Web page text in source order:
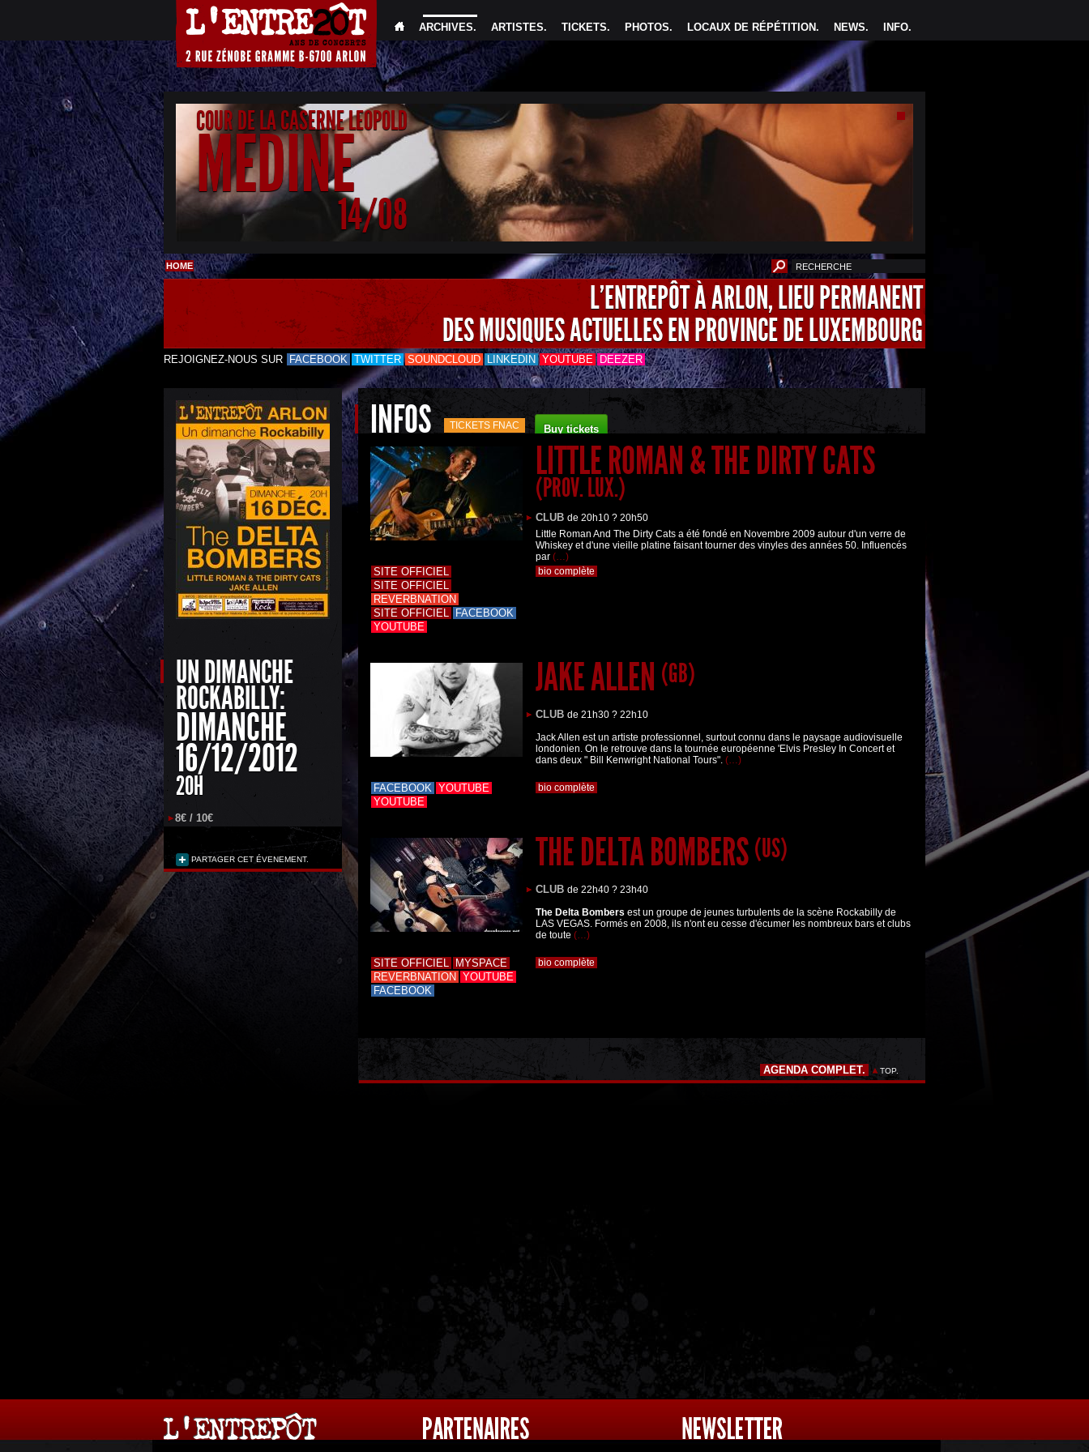
INFO.
NEWS.
LOCAUX DE RÉPÉTITION.
PHOTOS.
TICKETS.
ARTISTES.
ARCHIVES.
COUR DE LA CASERNE LEOPOLD
MEDINE
14/08
HOME
L'ENTREPÔT À ARLON, LIEU PERMANENT
DES MUSIQUES ACTUELLES EN PROVINCE DE LUXEMBOURG
REJOIGNEZ-NOUS SUR FACEBOOK TWITTER SOUNDCLOUD LINKEDIN YOUTUBE DEEZER
UN DIMANCHE
ROCKABILLY:
DIMANCHE
16/12/2012
20H
8€ / 10€
PARTAGER CET ÉVENEMENT.
INFOS TICKETS FNAC
LITTLE ROMAN & THE DIRTY CATS
(PROV. LUX.)
CLUB de 20h10 ? 20h50
Little Roman And The Dirty Cats a été fondé en Novembre 2009 autour d'un verre de
Whiskey et d'une vieille platine faisant tourner des vinyles des années 50. Influencés
par (…)
SITE OFFICIEL
SITE OFFICIEL
REVERBNATION
SITE OFFICIEL
FACEBOOK
YOUTUBE
bio complète
JAKE ALLEN (GB)
CLUB de 21h30 ? 22h10
Jack Allen est un artiste professionnel, surtout connu dans le paysage audiovisuelle
londonien. On le retrouve dans la tournée européenne 'Elvis Presley In Concert et
dans deux " Bill Kenwright National Tours". (…)
FACEBOOK YOUTUBE
YOUTUBE
bio complète
THE DELTA BOMBERS (US)
CLUB de 22h40 ? 23h40
The Delta Bombers est un groupe de jeunes turbulents de la scène Rockabilly de
LAS VEGAS. Formés en 2008, ils n'ont eu cesse d'écumer les nombreux bars et clubs
de toute (…)
SITE OFFICIEL
MYSPACE
REVERBNATION YOUTUBE
FACEBOOK
bio complète
AGENDA COMPLET. TOP.